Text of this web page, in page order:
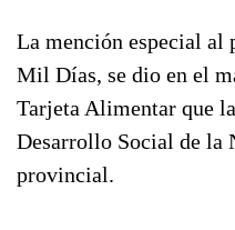
La mención especial al
Mil Días, se dio en el
Tarjeta Alimentar que
Desarrollo Social de la
provincial.